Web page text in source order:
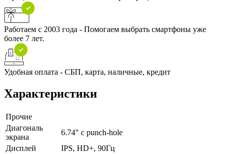
Работаем с 2003 года - Помогаем выбрать смартфоны уже
более 7 лет.
Удобная оплата - СБП, карта, наличные, кредит
Характеристики
Прочие
Диагональ
экрана
6.74" с punch-hole
Дисплей
IPS, HD+, 90Гц